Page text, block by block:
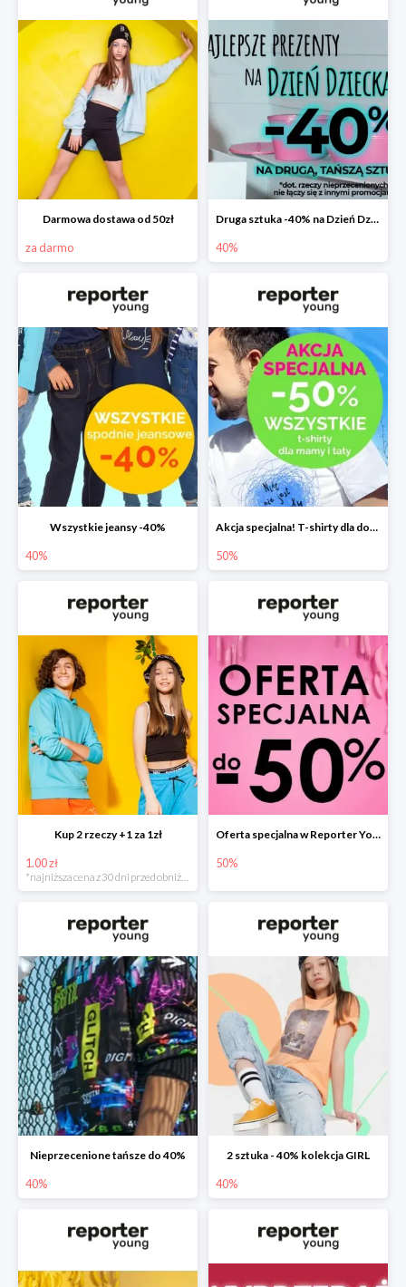
Darmowa dostawa od 50zł
za darmo
Druga sztuka -40% na Dzień Dziecka
40%
Wszystkie jeansy -40%
40%
Akcja specjalna! T-shirty dla dorosłych -50%
50%
Kup 2 rzeczy +1 za 1zł
1.00 zł
Oferta specjalna w Reporter Young do -50%
50%
Nieprzecenione tańsze do 40%
40%
2 sztuka - 40% kolekcja GIRL
40%